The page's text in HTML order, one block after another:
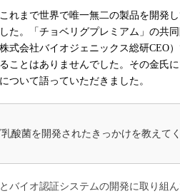
れまで世界で唯一無二の製品を開発
た。「チョベリグプレミアム」の共
式会社バイオジェニックス総研CEO
ことはありませんでした。その金氏
ついて語っていただきました。
乳酸菌を開発されたきっかけを教えて
バイオ認証システムの開発に取り組